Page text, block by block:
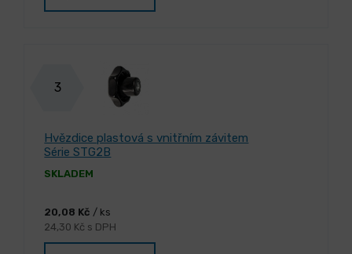
3
Hvězdice plastová s vnitřním závitem
Série STG2B
SKLADEM
20,08 Kč / ks
24,30 Kč s DPH